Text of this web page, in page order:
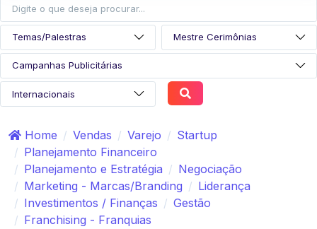
Home Vendas Varejo
Startup
Planejamento Financeiro
Planejamento e Estratégia
Negociação
Marketing - Marcas/Branding
Liderança
Investimentos / Finanças
Gestão
Franchising - Franquias